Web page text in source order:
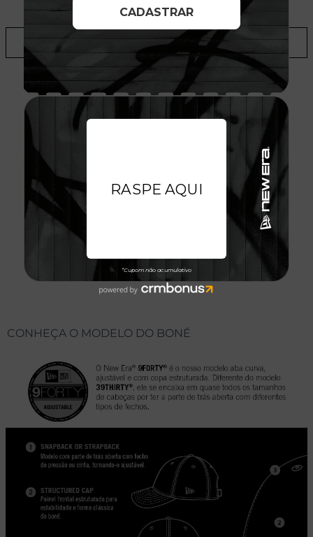
ADICIONAR A LISTA DE DESEJOS
AVALIAÇÕES DO PRODUTO
CONHEÇA O MODELO DO BONÉ